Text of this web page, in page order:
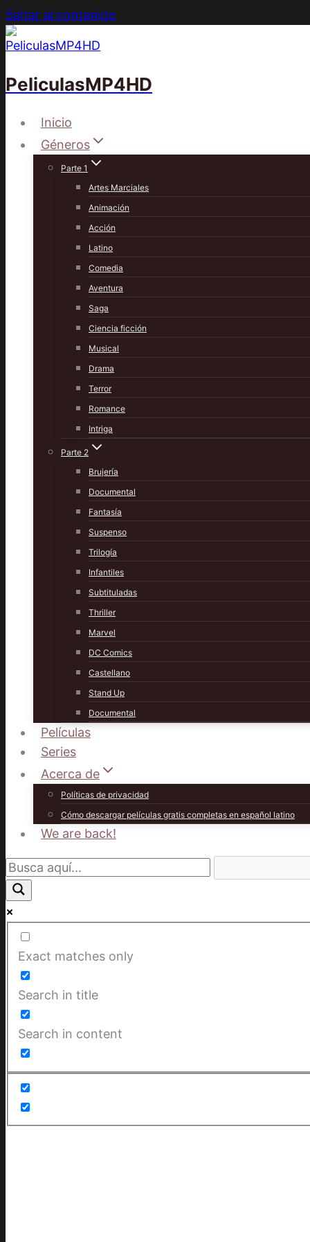
Saltar al contenido
PeliculasMP4HD
Inicio
Géneros
Parte 1
Artes Marciales
Animación
Acción
Latino
Comedia
Aventura
Saga
Ciencia ficción
Musical
Drama
Terror
Romance
Intriga
Parte 2
Brujería
Documental
Fantasía
Suspenso
Trilogía
Infantiles
Subtituladas
Thriller
Marvel
DC Comics
Castellano
Stand Up
Documental
Películas
Series
Acerca de
Políticas de privacidad
Cómo descargar películas gratis completas en español latino
We are back!
Exact matches only
Search in title
Search in content